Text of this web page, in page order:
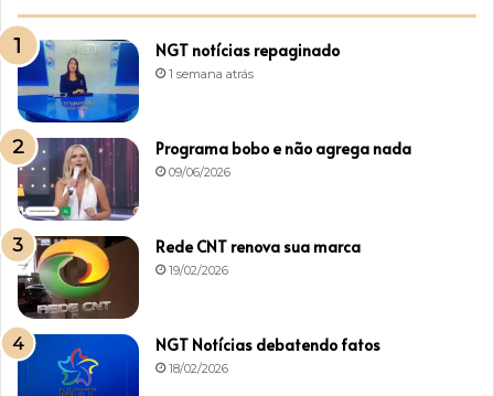
NGT notícias repaginado
1 semana atrás
Programa bobo e não agrega nada
09/06/2026
Rede CNT renova sua marca
19/02/2026
NGT Notícias debatendo fatos
18/02/2026